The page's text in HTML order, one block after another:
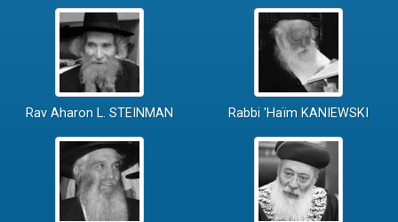
Rav Aharon L. STEINMAN Rabbi 'Haïm KANIEWSKI